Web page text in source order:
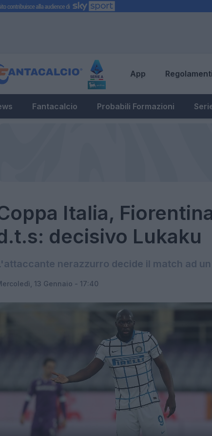
App Regolamenti
Fantacalcio Probabili Formazioni
Italia,
decisivo Lukaku
nerazzurro decide il match ad
13 Gennaio - 17:40